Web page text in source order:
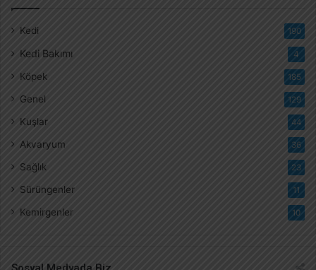
Kedi 190
Kedi Bakımı 4
Köpek 185
Genel 129
Kuşlar 44
Akvaryum 36
Sağlık 23
Sürüngenler 11
Kemirgenler 10